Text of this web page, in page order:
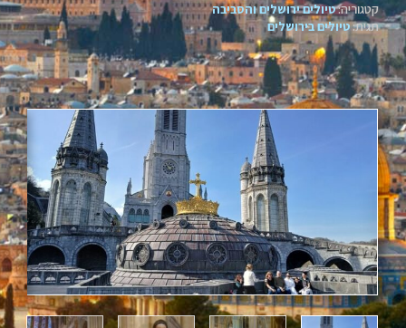
קטגוריה:טיולים ירושלים והסביבה
תגית:טיולים בירושלים